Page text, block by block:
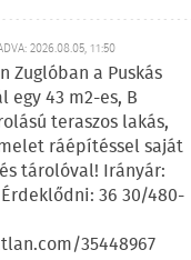
2026.08.05, 11:50
Zuglóban a Puskás
egy 43 m2-es, B
teraszos lakás,
ráépítéssel saját
tárolóval! Irányár:
36 30/480-
35448967